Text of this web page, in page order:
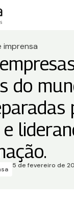
imprensa
do
5 de fevereiro de